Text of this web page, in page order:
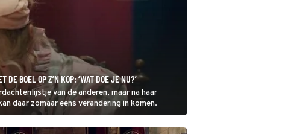
DE BOEL OP Z’N KOP: ‘WAT DOE JE NU?’
van de anderen, maar na haar
daar zomaar eens verandering in komen.